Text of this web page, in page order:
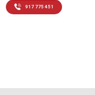
917 775 451